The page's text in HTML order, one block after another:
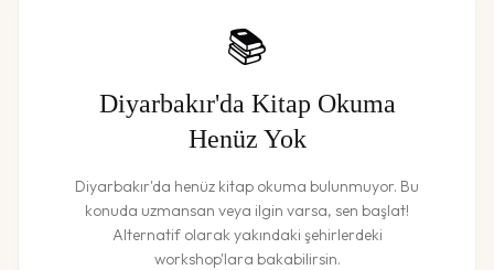
📚
Diyarbakır'da Kitap Okuma
Henüz Yok
Diyarbakır'da henüz kitap okuma bulunmuyor. Bu
konuda uzmansan veya ilgin varsa, sen başlat!
Alternatif olarak yakındaki şehirlerdeki
workshop'lara bakabilirsin.